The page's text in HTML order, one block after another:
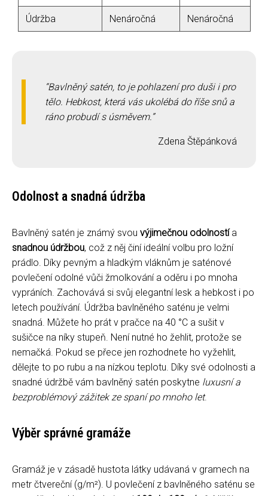
Údržba Nenáročná Nenáročná
Bavlněný satén, to je pohlazení pro duši i pro
tělo. Hebkost, která vás ukolébá do říše snů a
ráno probudí s úsměvem.
Zdena Štěpánková
Odolnost a snadná údržba
Bavlněný satén je známý svou výjimečnou odolnostía
snadnou údržbou, což z něj činí ideální volbu pro ložní
prádlo. Díky pevným a hladkým vláknům je saténové
povlečení odolné vůči žmolkování a oděru i po mnoha
vypráních. Zachovává si svůj elegantní lesk a hebkost i po
letech používání. Údržba bavlněného saténu je velmi
snadná. Můžete ho prát v pračce na 40 °C a sušit v
sušičce na níky stupeň. Není nutné ho žehlit, protože se
nemačká. Pokud se přece jen rozhodnete ho vyžehlit,
dělejte to po rubu a na nízkou teplotu. Díky své odolnosti a
snadné údržbě vám bavlněný satén poskytne luxusní a
bezproblémový zážitek ze spaní po mnoho let.
Výběr správné gramáže
Gramáž je v zásadě hustota látky udávaná v gramech na
metr čtvereční (g/m²). U povlečení z bavlněného saténu se